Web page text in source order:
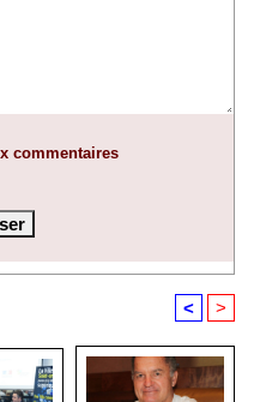
commentaires
< >